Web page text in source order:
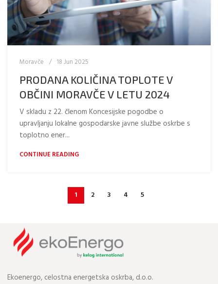
Moravče 18 Jun 2025
PRODANA KOLIČINA TOPLOTE V
OBČINI MORAVČE V LETU 2024
V skladu z 22. členom Koncesijske pogodbe o
upravljanju lokalne gospodarske javne službe oskrbe s
toplotno ener...
CONTINUE READING
1 2 3 4 5
Ekoenergo, celostna energetska oskrba, d.o.o.